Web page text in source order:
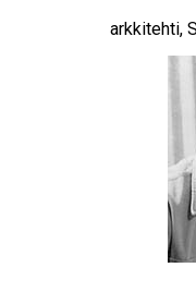
arkkitehti,